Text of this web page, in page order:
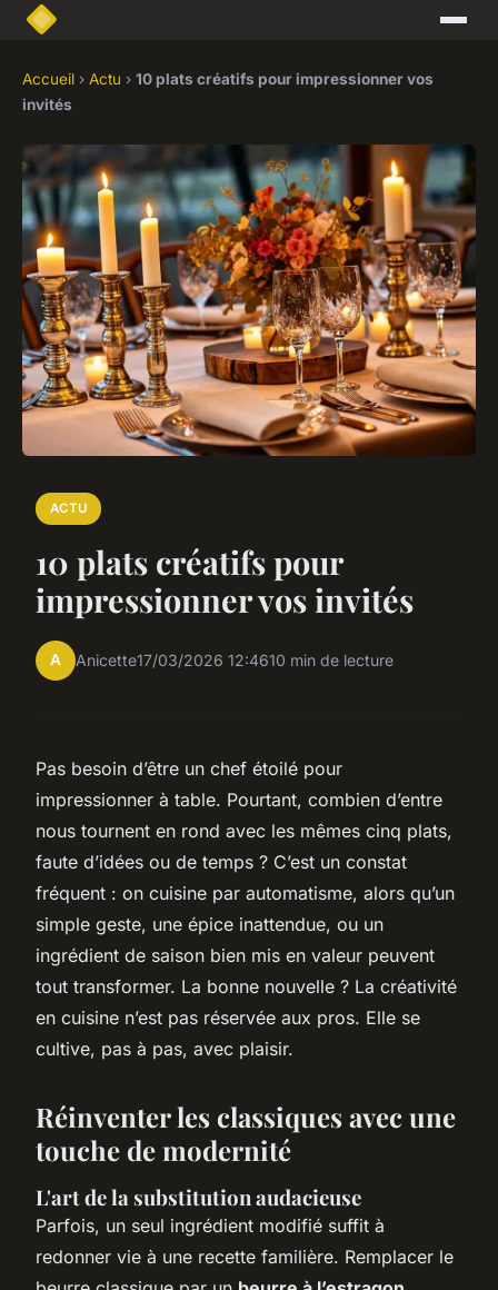
Accueil › Actu › 10 plats créatifs pour impressionner vos
invités
ACTU
10 plats créatifs pour
impressionner vos invités
A Anicette17/03/2026 12:4610 min de lecture
Pas besoin d’être un chef étoilé pour
impressionner à table. Pourtant, combien d’entre
nous tournent en rond avec les mêmes cinq plats,
faute d’idées ou de temps ? C’est un constat
fréquent : on cuisine par automatisme, alors qu’un
simple geste, une épice inattendue, ou un
ingrédient de saison bien mis en valeur peuvent
tout transformer. La bonne nouvelle ? La créativité
en cuisine n’est pas réservée aux pros. Elle se
cultive, pas à pas, avec plaisir.
Réinventer les classiques avec une
touche de modernité
L'art de la substitution audacieuse
Parfois, un seul ingrédient modifié suffit à
redonner vie à une recette familière. Remplacer le